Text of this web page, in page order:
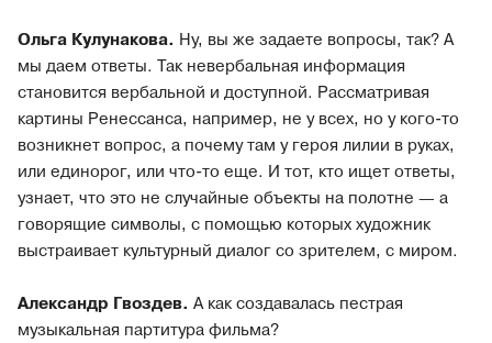
Ольга Кулунакова. Ну, вы же задаете вопросы, так? А
мы даем ответы. Так невербальная информация
становится вербальной и доступной. Рассматривая
картины Ренессанса, например, не у всех, но у кого-то
возникнет вопрос, а почему там у героя лилии в руках,
или единорог, или что-то еще. И тот, кто ищет ответы,
узнает, что это не случайные объекты на полотне — а
говорящие символы, с помощью которых художник
выстраивает культурный диалог со зрителем, с миром.
Александр Гвоздев. А как создавалась пестрая
музыкальная партитура фильма?